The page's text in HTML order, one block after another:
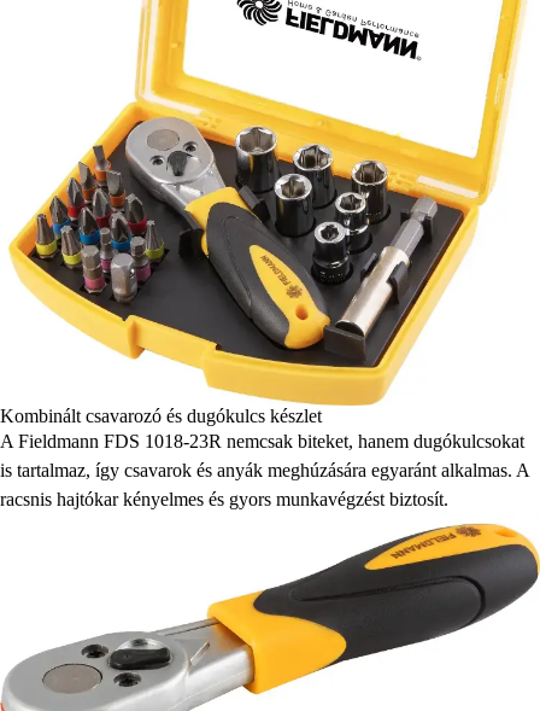
Kombinált csavarozó és dugókulcs készlet
A Fieldmann FDS 1018-23R nemcsak biteket, hanem dugókulcsokat
is tartalmaz, így csavarok és anyák meghúzására egyaránt alkalmas. A
racsnis hajtókar kényelmes és gyors munkavégzést biztosít.